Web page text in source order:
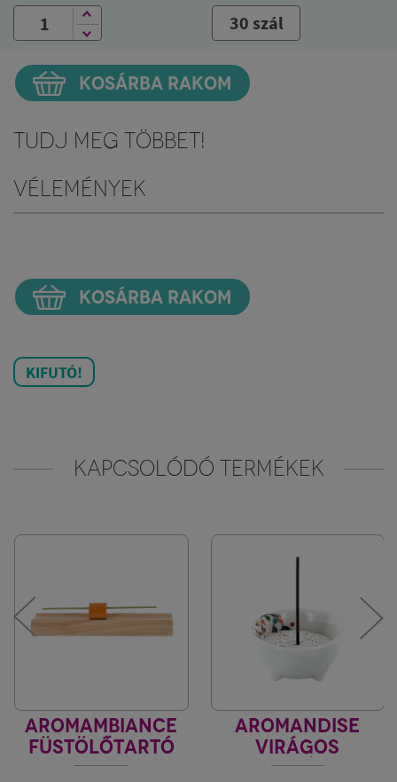
30 szál
KOSÁRBA RAKOM
Tudj meg többet!
Vélemények
KOSÁRBA RAKOM
KIFUTÓ!
KAPCSOLÓDÓ TERMÉKEK
AROMAMBIANCE
FÜSTÖLŐTARTÓ
JAPÁN
AROMANDISE
VIRÁGOS
FEHÉR